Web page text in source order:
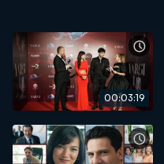
00:03:19